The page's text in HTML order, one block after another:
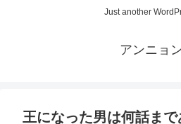
Just another
アンニョン
王になった男は何話ま